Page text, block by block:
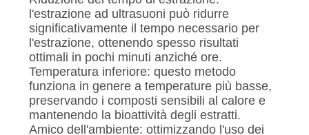
l'estrazione ad ultrasuoni può ridurre
significativamente il tempo necessario per
l'estrazione, ottenendo spesso risultati
ottimali in pochi minuti anziché ore.
Temperatura inferiore: questo metodo
funziona in genere a temperature più basse,
preservando i composti sensibili al calore e
mantenendo la bioattività degli estratti.
Amico dell'ambiente: ottimizzando l'uso dei